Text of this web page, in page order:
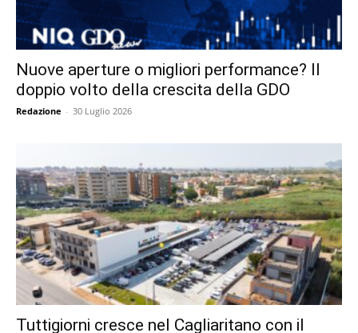
Nuove aperture o migliori performance? Il
doppio volto della crescita della GDO
Redazione - 30 Luglio 2026
Tuttigiorni cresce nel Cagliaritano con il